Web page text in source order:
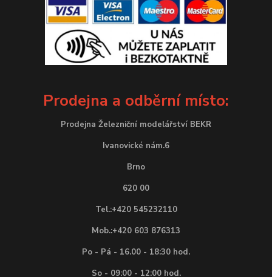
Prodejna a odběrní místo:
Prodejna Železniční modelářství BEKR
Ivanovické nám.6
Brno
620 00
Tel.:+420 545232110
Mob.:+420 603 876313
Po - Pá - 16.00 - 18:30 hod.
So - 09:00 - 12:00 hod.